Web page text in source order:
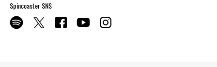
Spincoaster SNS